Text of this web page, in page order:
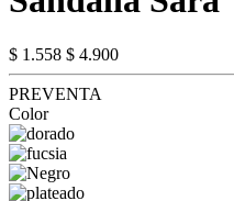
$ 1.558 $ 4.900
PREVENTA
Color